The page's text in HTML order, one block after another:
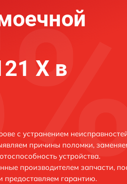
X в
с устранением
причины поломки,
устройства.
производителем запчасти,
предоставляем гарантию.